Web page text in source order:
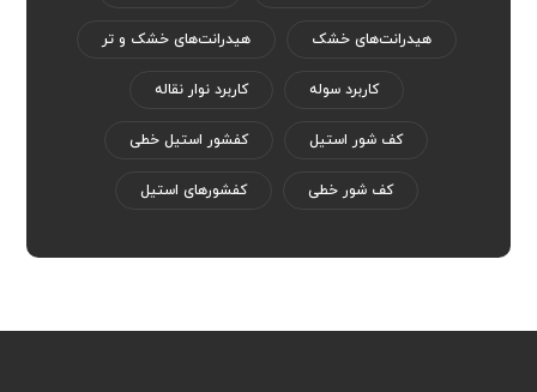
هیدرانت‌های خشک هیدرانت‌های خشک و تر
کاربرد سوله کاربرد نوار نقاله
کف شور استیل کفشور استیل خطی
کف شور خطی کفشورهای استیل